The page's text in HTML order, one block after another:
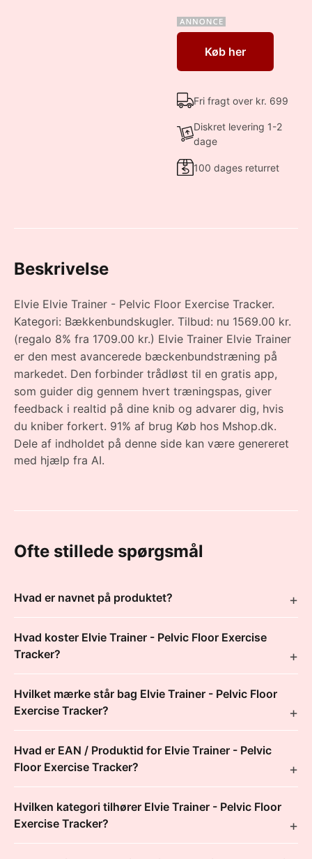
Køb her
Fri fragt over kr. 699
Diskret levering 1-2
dage
100 dages returret
Beskrivelse
Elvie Elvie Trainer - Pelvic Floor Exercise Tracker.
Kategori: Bækkenbundskugler. Tilbud: nu 1569.00 kr.
(regalo 8% fra 1709.00 kr.) Elvie Trainer Elvie Trainer
er den mest avancerede bæckenbundstræning på
markedet. Den forbinder trådløst til en gratis app,
som guider dig gennem hvert træningspas, giver
feedback i realtid på dine knib og advarer dig, hvis
du kniber forkert. 91% af brug Køb hos Mshop.dk.
Dele af indholdet på denne side kan være genereret
med hjælp fra AI.
Ofte stillede spørgsmål
Hvad er navnet på produktet?
Hvad koster Elvie Trainer - Pelvic Floor Exercise
Tracker?
Hvilket mærke står bag Elvie Trainer - Pelvic Floor
Exercise Tracker?
Hvad er EAN / Produktid for Elvie Trainer - Pelvic
Floor Exercise Tracker?
Hvilken kategori tilhører Elvie Trainer - Pelvic Floor
Exercise Tracker?